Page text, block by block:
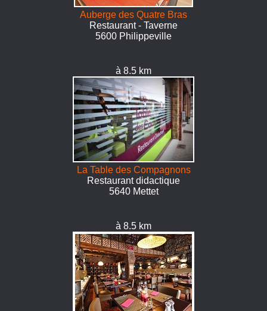
Auberge des Quatre Bras
Restaurant - Taverne
5600 Philippeville
à 8.5 km
La Table des Compagnons
Restaurant didactique
5640 Mettet
à 8.5 km